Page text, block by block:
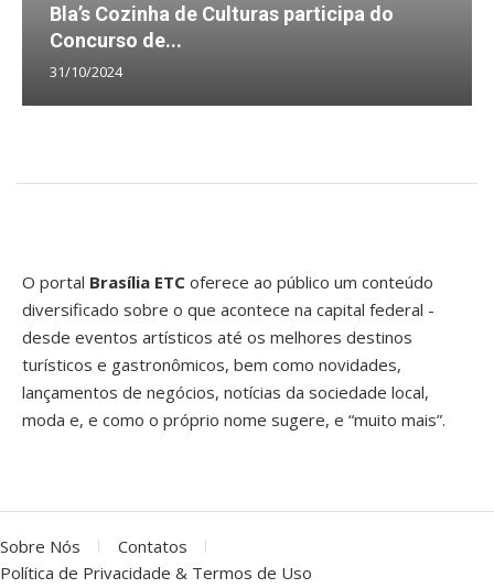
Bla’s Cozinha de Culturas participa do
Concurso de...
31/10/2024
O portal Brasília ETC oferece ao público um conteúdo
diversificado sobre o que acontece na capital federal -
desde eventos artísticos até os melhores destinos
turísticos e gastronômicos, bem como novidades,
lançamentos de negócios, notícias da sociedade local,
moda e, e como o próprio nome sugere, e “muito mais”.
Sobre Nós
Contatos
Política de Privacidade & Termos de Uso